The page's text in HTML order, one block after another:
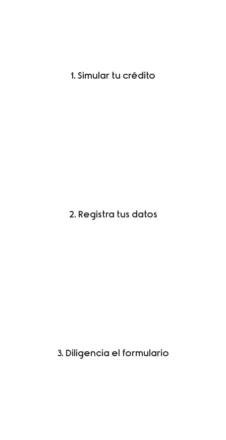
1. Simular tu crédito
2. Registra tus datos
3. Diligencia el formulario